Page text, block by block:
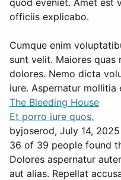
quod eveniet. Amet est
officiis explicabo.
Cumque enim
sunt velit. Maiores quas
dolores. Nemo dicta
iure. Aspernatur mollitia
The Bleeding House
Et porro iure quos.
byjoserod, July 14, 2025
36 of 39 people found
Dolores aspernatur
aut alias. Repellat